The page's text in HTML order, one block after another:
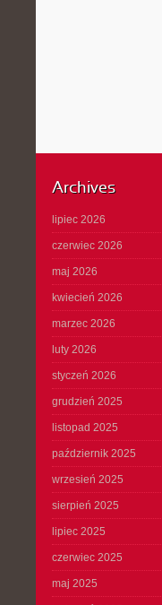
Archives
lipiec 2026
czerwiec 2026
maj 2026
kwiecień 2026
marzec 2026
luty 2026
styczeń 2026
grudzień 2025
listopad 2025
październik 2025
wrzesień 2025
sierpień 2025
lipiec 2025
czerwiec 2025
maj 2025